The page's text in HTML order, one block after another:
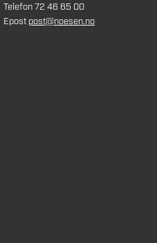
Telefon 72 46 65 00
Epost post@noesen.no